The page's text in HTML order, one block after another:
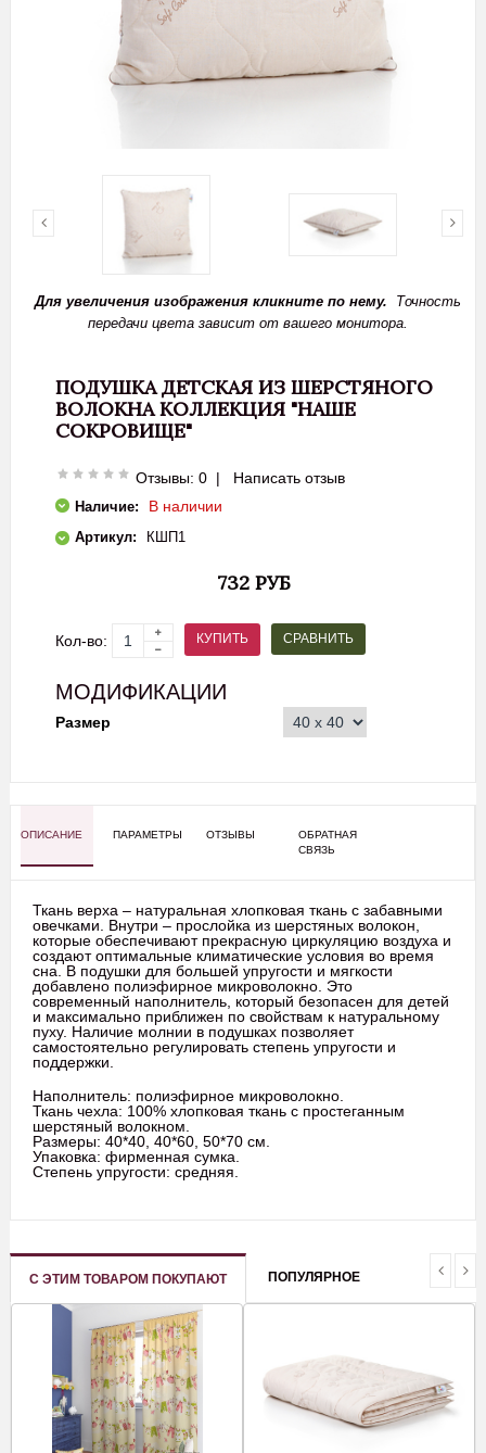
Для увеличения изображения кликните по нему. Точность
передачи цвета зависит от вашего монитора.
ПОДУШКА ДЕТСКАЯ ИЗ ШЕРСТЯНОГО
ВОЛОКНА КОЛЛЕКЦИЯ "НАШЕ
СОКРОВИЩЕ"
Отзывы: 0 | Написать отзыв
Наличие: В наличии
Артикул: КШП1
732 РУБ
Кол-во: КУПИТЬ СРАВНИТЬ
МОДИФИКАЦИИ
Размер
ОПИСАНИЕ ПАРАМЕТРЫ ОТЗЫВЫ
ОБРАТНАЯ
СВЯЗЬ
Ткань верха – натуральная хлопковая ткань с забавными
овечками. Внутри – прослойка из шерстяных волокон,
которые обеспечивают прекрасную циркуляцию воздуха и
создают оптимальные климатические условия во время
сна. В подушки для большей упругости и мягкости
добавлено полиэфирное микроволокно. Это
современный наполнитель, который безопасен для детей
и максимально приближен по свойствам к натуральному
пуху. Наличие молнии в подушках позволяет
самостоятельно регулировать степень упругости и
поддержки.
Наполнитель: полиэфирное микроволокно.
Ткань чехла: 100% хлопковая ткань с простеганным
шерстяный волокном.
Размеры: 40*40, 40*60, 50*70 см.
Упаковка: фирменная сумка.
Степень упругости: средняя.
С ЭТИМ ТОВАРОМ ПОКУПАЮТ ПОПУЛЯРНОЕ